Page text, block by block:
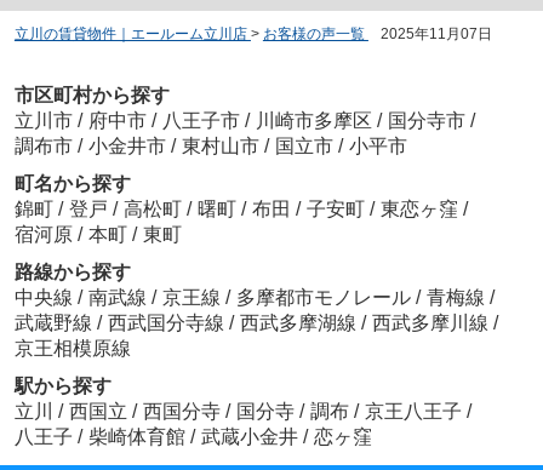
立川の賃貸物件｜エールーム立川店 > お客様の声一覧 2025年11月07日
市区町村から探す
立川市 / 府中市 / 八王子市 / 川崎市多摩区 / 国分寺市 /
調布市 / 小金井市 / 東村山市 / 国立市 / 小平市
町名から探す
錦町 / 登戸 / 高松町 / 曙町 / 布田 / 子安町 / 東恋ヶ窪 /
宿河原 / 本町 / 東町
路線から探す
中央線 / 南武線 / 京王線 / 多摩都市モノレール / 青梅線 /
武蔵野線 / 西武国分寺線 / 西武多摩湖線 / 西武多摩川線 /
京王相模原線
駅から探す
立川
/ 西国立 / 西国分寺 / 国分寺 / 調布 / 京王八王子 /
八王子 / 柴崎体育館 / 武蔵小金井 / 恋ヶ窪